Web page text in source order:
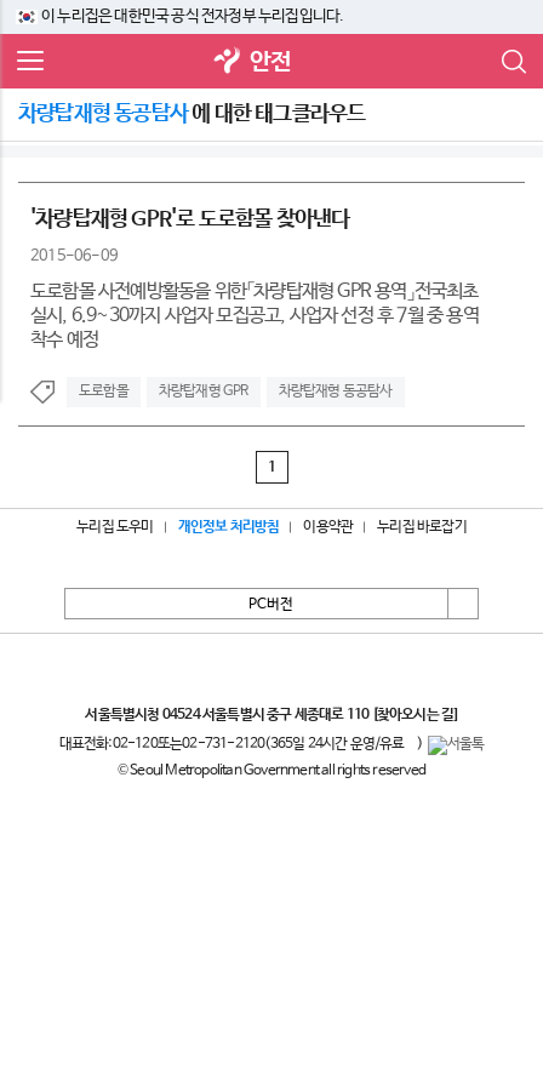
이 누리집은 대한민국 공식 전자정부 누리집입니다.
안전
차량탑재형 동공탐사에 대한 태그클라우드
'차량탑재형 GPR'로 도로함몰 찾아낸다
2015-06-09
도로함몰 사전예방활동을 위한「차량탑재형 GPR 용역」전국최초
실시, 6.9~30까지 사업자 모집공고, 사업자 선정 후 7월 중 용역
착수 예정
도로함몰 차량탑재형 GPR 차량탑재형 동공탐사
1
누리집 도우미 개인정보 처리방침 이용약관 누리집 바로잡기
PC버전
서울특별시청 04524 서울특별시 중구 세종대로 110 [찾아오시는 길]
대표전화:02-120또는02-731-2120(365일 24시간 운영/유료
)
© Seoul Metropolitan Government all rights reserved